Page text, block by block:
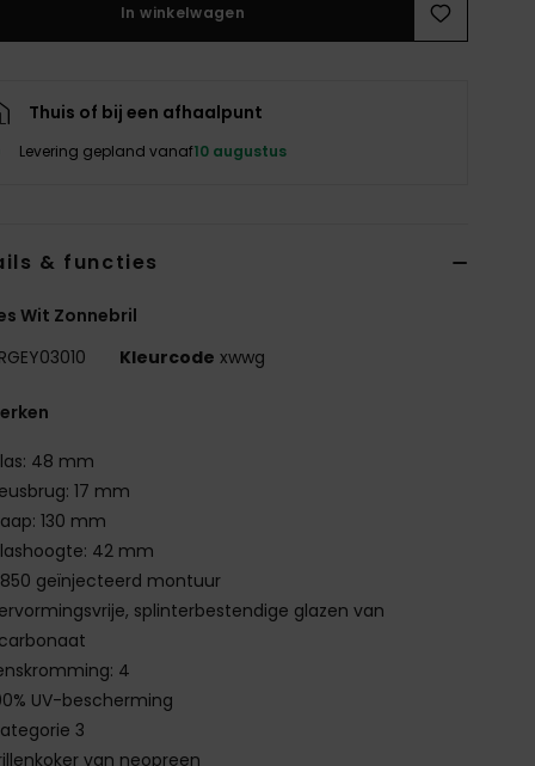
In winkelwagen
Thuis of bij een afhaalpunt
Levering gepland vanaf10 augustus
& functies
Wit Zonnebril
Kleurcode xwwg
48 mm
17 mm
130 mm
42 mm
geïnjecteerd montuur
splinterbestendige glazen van
4
UV-bescherming
3
van neopreen